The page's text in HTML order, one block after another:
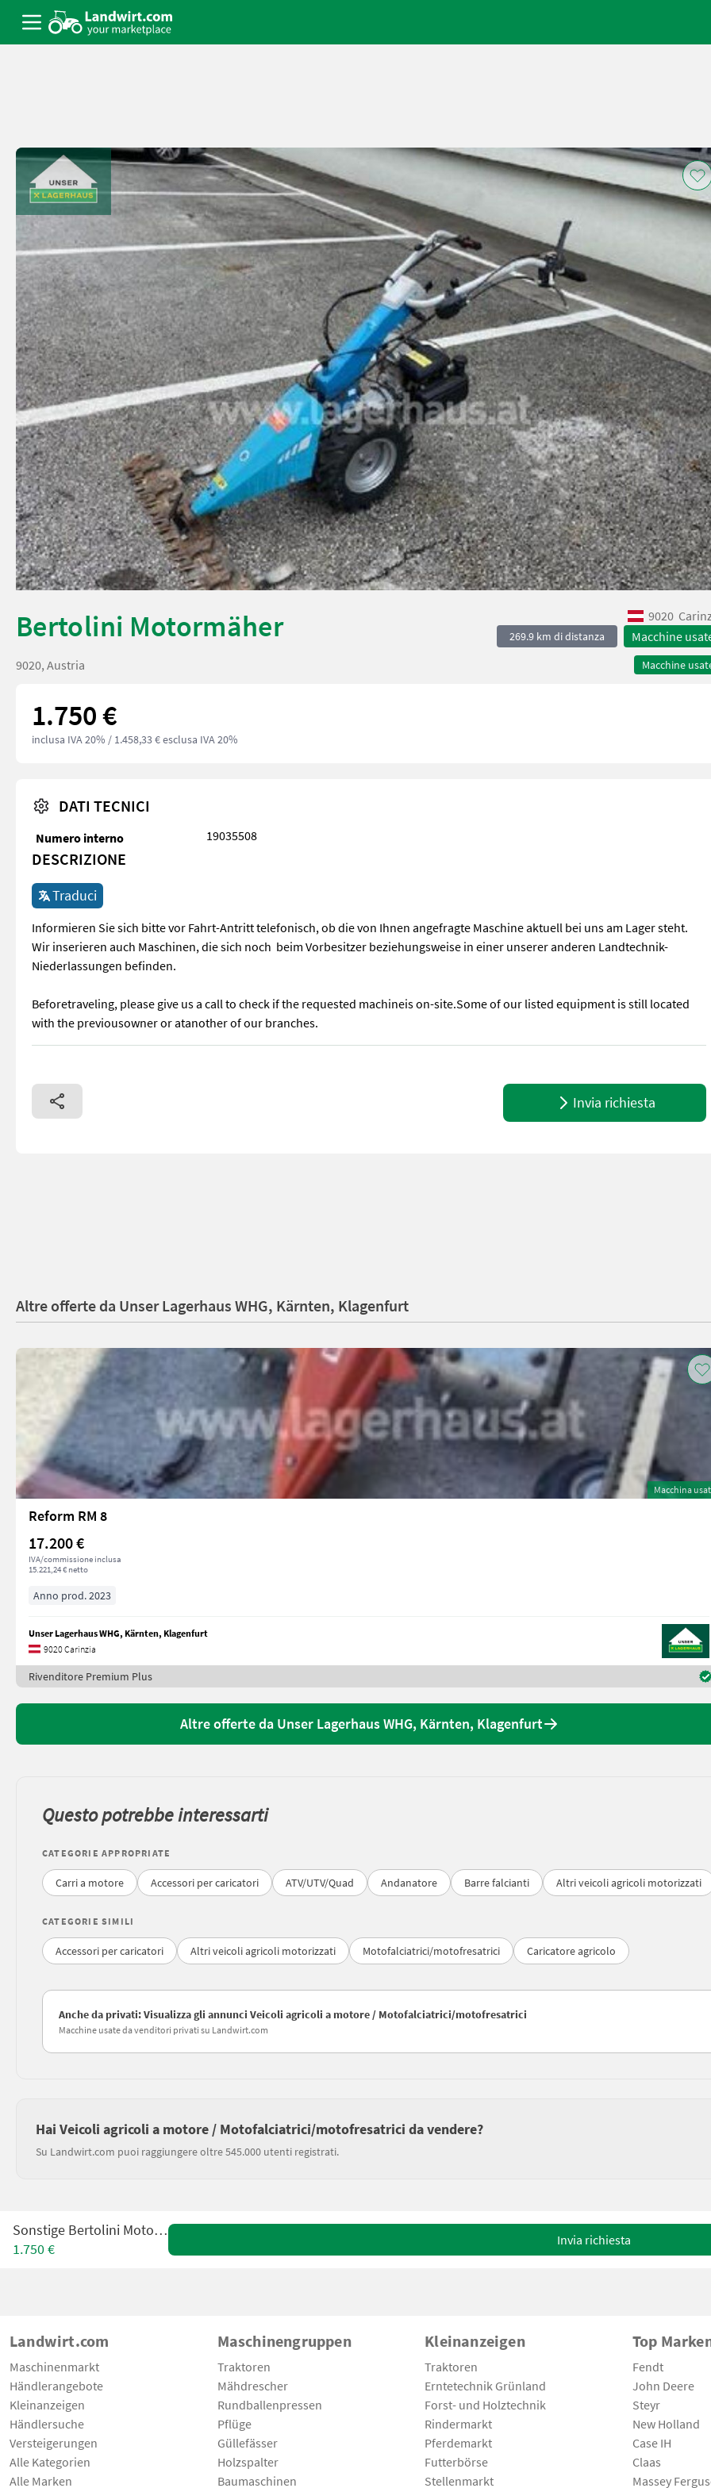
Bertolini Motormäher 9020
269.9 km di distanza Macchine
Macchine
9020, Austria
1.750 €
inclusa IVA 20% / 1.458,33 € esclusa IVA 20%
DATI TECNICI
Numero interno 19035508
DESCRIZIONE
Traduci
Informieren Sie sich bitte vor Fahrt-Antritt telefonisch, ob die von Ihnen angefragte Maschine aktuell bei uns am Lager steht.
Wir inserieren auch Maschinen, die sich noch beim Vorbesitzer beziehungsweise in einer unserer anderen Landtechnik-
Niederlassungen befinden.
Beforetraveling, please give us a call to check if the requested machineis on-site.Some of our listed equipment is still located
with the previousowner or atanother of our branches.
Informieren Sie sich bitte vor Fahrt-Antritt telefonisch, ob die von Ihnen angefragte Maschine aktuell bei uns am Lager steht.
Invia richiesta
Altre offerte da Unser Lagerhaus WHG, Kärnten, Klagenfurt
Macchina
Reform RM 8
17.200 €
IVA/commissione inclusa
15.221,24 € netto
Anno prod. 2023
Unser Lagerhaus WHG, Kärnten, Klagenfurt
9020 Carinzia
Rivenditore Premium Plus
Altre offerte da Unser Lagerhaus WHG, Kärnten, Klagenfurt
Questo potrebbe interessarti
CATEGORIE APPROPRIATE
Carri a motore Accessori per caricatori ATV/UTV/Quad Andanatore Barre falcianti Altri veicoli agricoli motorizzati
CATEGORIE SIMILI
Accessori per caricatori Altri veicoli agricoli motorizzati Motofalciatrici/motofresatrici Caricatore agricolo
Anche da privati: Visualizza gli annunci Veicoli agricoli a motore / Motofalciatrici/motofresatrici
Macchine usate da venditori privati su Landwirt.com
Hai Veicoli agricoli a motore / Motofalciatrici/motofresatrici da vendere?
Su Landwirt.com puoi raggiungere oltre 545.000 utenti registrati.
Sonstige Bertolini Motormäher
1.750 €
Invia richiesta
Landwirt.com
Maschinenmarkt
Händlerangebote
Kleinanzeigen
Händlersuche
Versteigerungen
Alle Kategorien
Alle Marken
Maschinengruppen
Traktoren
Mähdrescher
Rundballenpressen
Pflüge
Güllefässer
Holzspalter
Baumaschinen
Kleinanzeigen
Traktoren
Erntetechnik Grünland
Forst- und Holztechnik
Rindermarkt
Pferdemarkt
Futterbörse
Stellenmarkt
Top
Fendt
John Deere
Steyr
New Holland
Case IH
Claas
Massey